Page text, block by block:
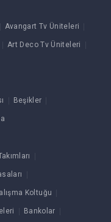
Avangart Tv Üniteleri
Art Deco Tv Üniteleri
Beşikler
Koltuğu
Bankolar